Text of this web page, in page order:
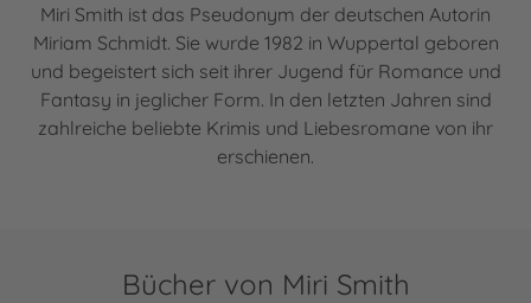
Miri Smith ist das Pseudonym der deutschen Autorin
Miriam Schmidt. Sie wurde 1982 in Wuppertal geboren
und begeistert sich seit ihrer Jugend für Romance und
Fantasy in jeglicher Form. In den letzten Jahren sind
zahlreiche beliebte Krimis und Liebesromane von ihr
erschienen.
Bücher von Miri Smith